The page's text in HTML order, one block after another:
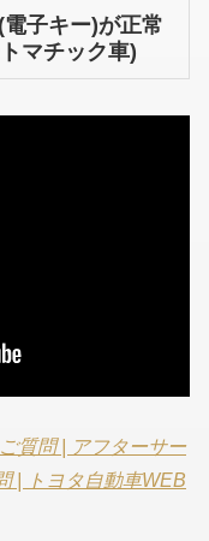
子キー)が正常
マチック車)
質問 | アフターサー
| トヨタ自動車WEB